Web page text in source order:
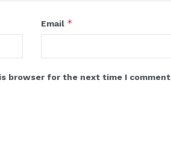
Email *
browser for the next time I